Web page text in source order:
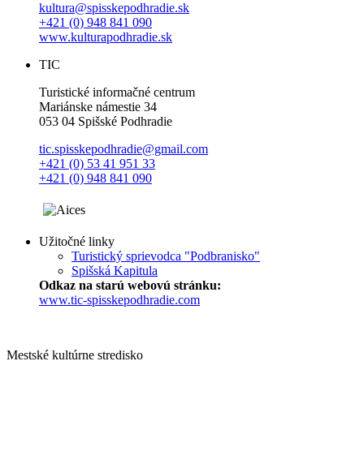
kultura@spisskepodhradie.sk
+421 (0) 948 841 090
www.kulturapodhradie.sk
TIC
Turistické informačné centrum
Mariánske námestie 34
053 04 Spišské Podhradie
tic.spisskepodhradie@gmail.com
+421 (0) 53 41 951 33
+421 (0) 948 841 090
Užitočné linky
Turistický sprievodca "Podbranisko"
Spišská Kapitula
Odkaz na starú webovú stránku:
www.tic-spisskepodhradie.com
Mestské kultúrne stredisko